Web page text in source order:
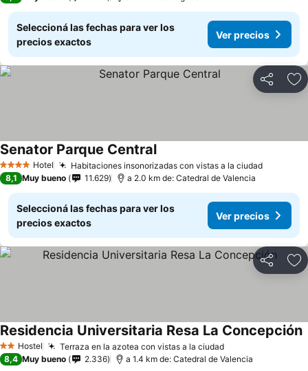
Seleccioná las fechas para ver los
precios exactos
Ver precios
Compartir
4 EstrellasHotel Habitaciones insonorizadas con vistas a la ciudadVer
Senator Parque CentralVer precios
8,1 Muy bueno 11.629 a 2.0 km de: Catedral de Valencia
Seleccioná las fechas para ver los
precios exactos
Ver precios
Compartir
2 Estrellas
Hostel Terraza en la azotea con vistas a la ciudadVer precios
Residencia Universitaria Resa La Concepción
8,4 Muy bueno 2.336 a 1.4 km de: Catedral de Valencia